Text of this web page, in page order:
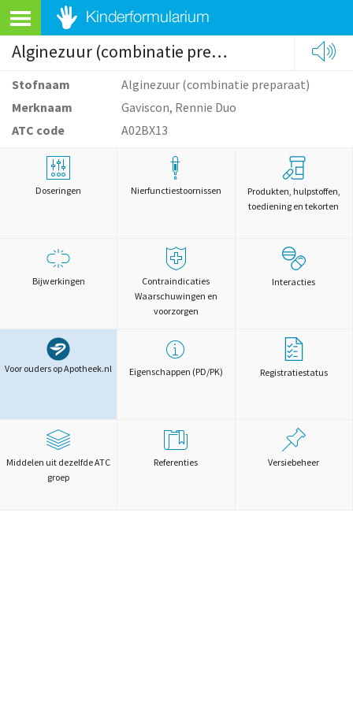
Alginezuur (combinatie preparaat)
Stofnaam
Alginezuur (combinatie preparaat)
Merknaam
Gaviscon, Rennie Duo
ATC code
A02BX13
Doseringen Nierfunctiestoornissen
Produkten, hulpstoffen,
toediening en tekorten
Bijwerkingen
Contraindicaties
Waarschuwingen en
voorzorgen
Interacties
Voor ouders op Apotheek.nl Eigenschappen (PD/PK) Registratiestatus
Middelen uit dezelfde ATC
groep
Referenties Versiebeheer